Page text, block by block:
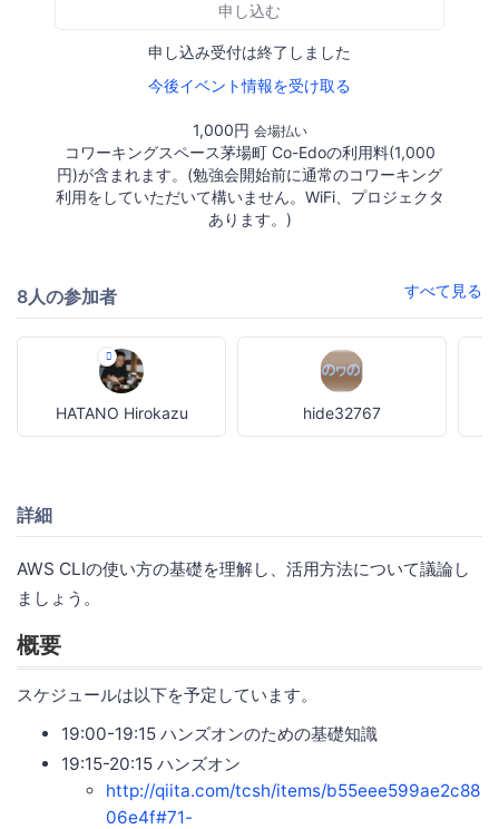
申し込む
申し込み受付は終了しました
今後イベント情報を受け取る
1,000円 会場払い
コワーキングスペース茅場町 Co-Edoの利用料(1,000
円)が含まれます。(勉強会開始前に通常のコワーキング
利用をしていただいて構いません。WiFi、プロジェクタ
あります。)
8人の参加者 すべて見る
HATANO Hirokazu hide32767
詳細
AWS CLIの使い方の基礎を理解し、活用方法について議論し
ましょう。
概要
スケジュールは以下を予定しています。
19:00-19:15 ハンズオンのための基礎知識
19:15-20:15 ハンズオン
http://qiita.com/tcsh/items/b55eee599ae2c88
06e4f#71-